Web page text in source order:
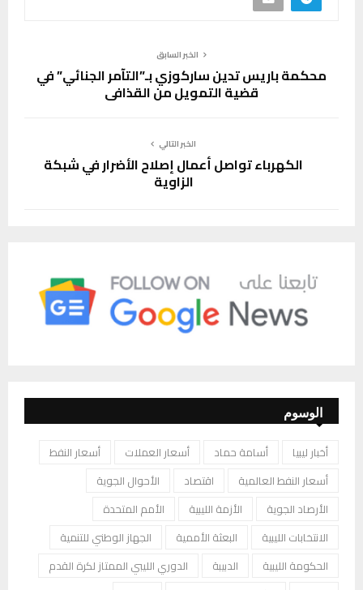
الخبر السابق
محكمة باريس تدين ساركوزي بـ”التآمر الجنائي” في
قضية التمويل من القذافي
الخبر التالي
الكهرباء تواصل أعمال إصلاح الأضرار في شبكة
الزاوية
الوسوم
أخبار ليبيا أسامة حماد أسعار العملات
أسعار النفط
أسعار النفط العالمية
اقتصاد
الأحوال الجوية
الأرصاد الجوية
الأزمة الليبية
الأمم المتحدة
الانتخابات الليبية
البعثة الأممية
الجهاز الوطني للتنمية
الحكومة الليبية
الدبيبة
الدوري الليبي الممتاز لكرة القدم